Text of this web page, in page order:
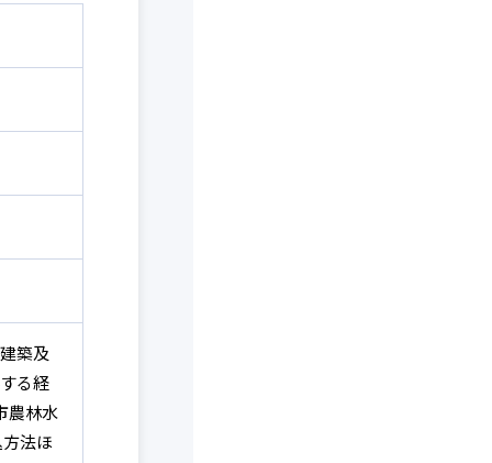
築及
る経
農林水
法ほ